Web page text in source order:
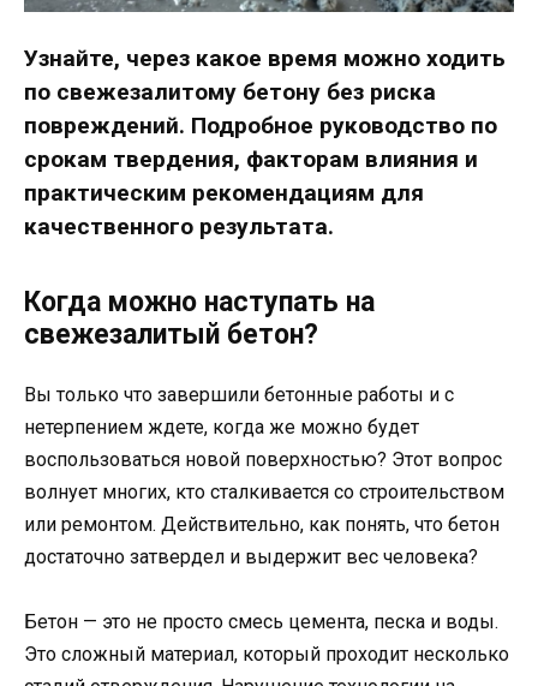
Узнайте, через какое время можно ходить
по свежезалитому бетону без риска
повреждений. Подробное руководство по
срокам твердения, факторам влияния и
практическим рекомендациям для
качественного результата.
Когда можно наступать на
свежезалитый бетон?
Вы только что завершили бетонные работы и с
нетерпением ждете, когда же можно будет
воспользоваться новой поверхностью? Этот вопрос
волнует многих, кто сталкивается со строительством
или ремонтом. Действительно, как понять, что бетон
достаточно затвердел и выдержит вес человека?
Бетон — это не просто смесь цемента, песка и воды.
Это сложный материал, который проходит несколько